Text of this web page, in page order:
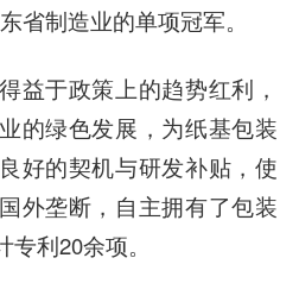
省制造业的单项冠军。
益于政策上的趋势红利，
的绿色发展，为纸基包装
好的契机与研发补贴，使
外垄断，自主拥有了包装
利20余项。